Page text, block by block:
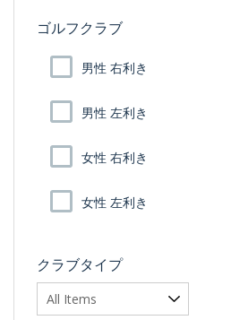
ゴルフクラブ
男性 右利き
男性 左利き
女性 右利き
女性 左利き
クラブタイプ